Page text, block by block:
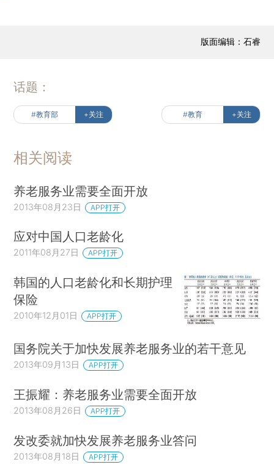
版面编辑：石睿
话题：
#教育部 +关注 #教育 +关注
相关阅读
养老服务业需要全面开放
2013年08月23日 APP打开
应对中国人口老龄化
2011年08月27日 APP打开
韩国的人口老龄化和长期护理
保险
2010年12月01日 APP打开
国务院关于加快发展养老服务业的若干意见
2013年09月13日 APP打开
王振耀：养老服务业需要全面开放
2013年08月26日 APP打开
发改委就加快发展养老服务业答问
2013年08月18日 APP打开